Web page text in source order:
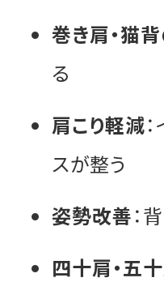
巻き肩・猫
る
肩こり軽減
スが整う
姿勢改善：
四十肩・五